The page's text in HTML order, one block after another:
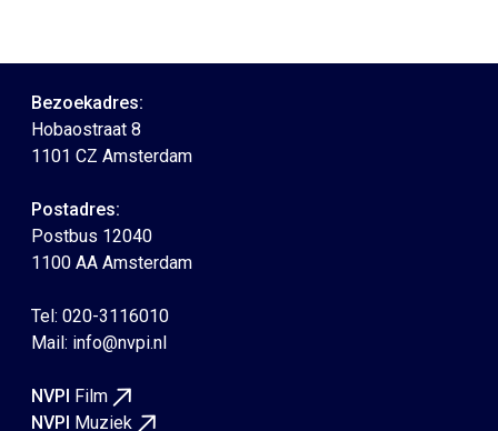
Bezoekadres:
Hobaostraat 8
1101 CZ Amsterdam
Postadres:
Postbus 12040
1100 AA Amsterdam
Tel: 020-3116010
Mail: info@nvpi.nl
NVPI Film
NVPI Muziek